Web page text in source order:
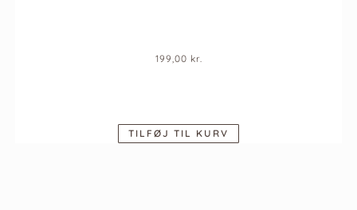
199,00 kr.
TILFØJ TIL KURV